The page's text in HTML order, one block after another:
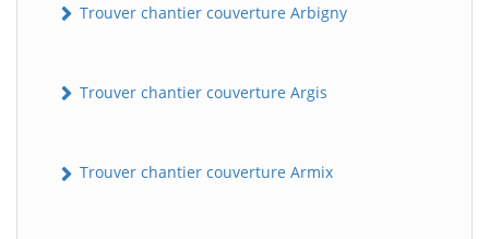
Trouver chantier couverture Arbigny
Trouver chantier couverture Argis
Trouver chantier couverture Armix